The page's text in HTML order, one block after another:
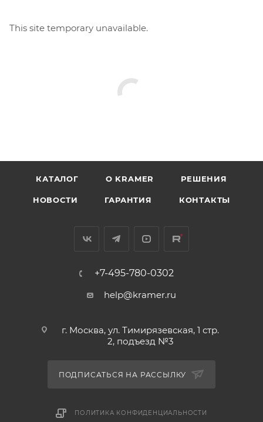
This site temporary unavailable.
КАТАЛОГ O KRAMER РЕШЕНИЯ
НОВОСТИ ГАРАНТИЯ КОНТАКТЫ
+7-495-780-0302
help@kramer.ru
г. Москва, ул. Тимирязевская, 1 стр.
2, подъезд №3
ПОДПИСАТЬСЯ НА РАССЫЛКУ
ПОЛИТИКА КОНФИДЕНЦИАЛЬНОСТИ